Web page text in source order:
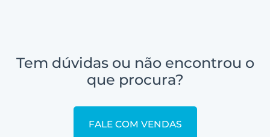
Tem dúvidas ou não encontrou o
que procura?
FALE COM VENDAS